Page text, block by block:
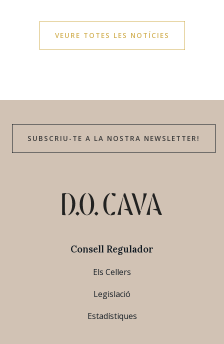
VEURE TOTES LES NOTÍCIES
SUBSCRIU-TE A LA NOSTRA NEWSLETTER!
Consell Regulador
Els Cellers
Legislació
Estadístiques